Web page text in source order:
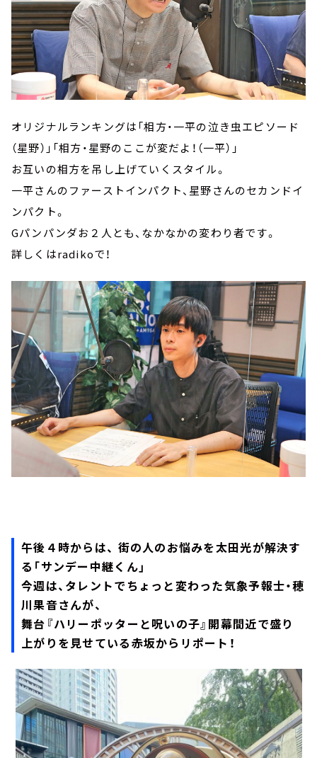
オリジナルランキングは「相方・一平の泣き虫エピソード
（星野）」「相方・星野のここが変だよ！（一平）」
お互いの相方を吊し上げていくスタイル。
一平さんのファーストインパクト、星野さんのセカンドイ
ンパクト。
Gパンパンダお２人とも、なかなかの変わり者です。
詳しくはradikoで！
午後４時からは、 街の人のお悩みを太田光が解決す
る「サンデー中継くん」
今週は、タレントでちょっと変わった気象予報士・穂
川果音さんが、
舞台『ハリーポッターと呪いの子』開幕間近で盛り
上がりを見せている赤坂からリポート！